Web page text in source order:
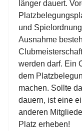
länger dauert.
und
Ausnahme
werden darf. Ein
dem
machen. Sollte
dauern, ist eine
anderen
Platz erheben!